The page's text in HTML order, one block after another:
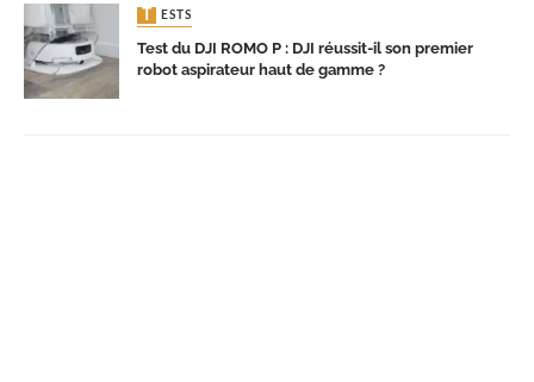
TESTS
Test du DJI ROMO P : DJI réussit-il son premier
robot aspirateur haut de gamme ?